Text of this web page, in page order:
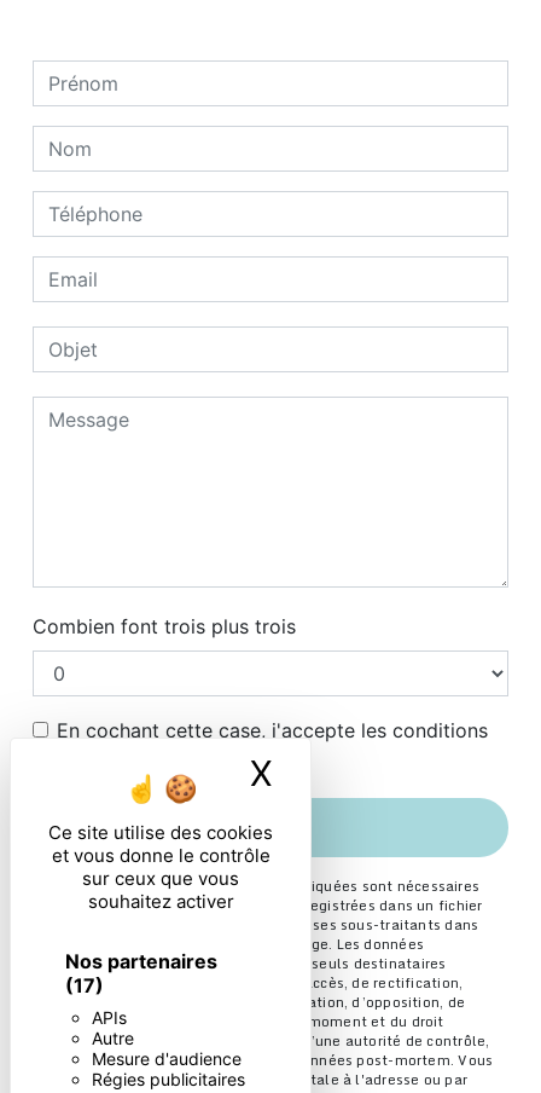
Ce site utilise des cookies
et vous donne le contrôle
sur ceux que vous
souhaitez activer
Nos partenaires
(17)
APIs
Autre
Mesure d'audience
Régies publicitaires
X
Combien font trois plus trois
En cochant cette case, j'accepte les conditions
particulières ci-dessous **
ENVOYER
** Les données personnelles communiquées sont nécessaires
aux fins de vous contacter et sont enregistrées dans un fichier
informatisé. Elles sont destinées à et ses sous-traitants dans
le seul but de répondre à votre message. Les données
collectées seront communiquées aux seuls destinataires
suivants: . Vous disposez de droits d’accès, de rectification,
d’effacement, de portabilité, de limitation, d’opposition, de
retrait de votre consentement à tout moment et du droit
d’introduire une réclamation auprès d’une autorité de contrôle,
ainsi que d’organiser le sort de vos données post-mortem. Vous
pouvez exercer ces droits par voie postale à l'adresse ou par